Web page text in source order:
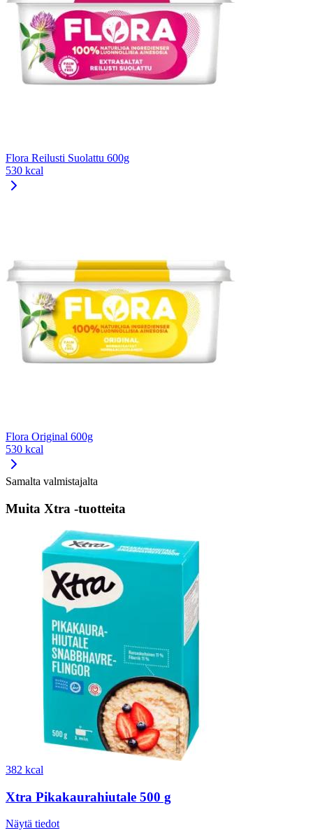
Flora Reilusti Suolattu 600g
530 kcal
Flora Original 600g
530 kcal
Samalta valmistajalta
Muita Xtra -tuotteita
382 kcal
Xtra Pikakaurahiutale 500 g
Näytä tiedot